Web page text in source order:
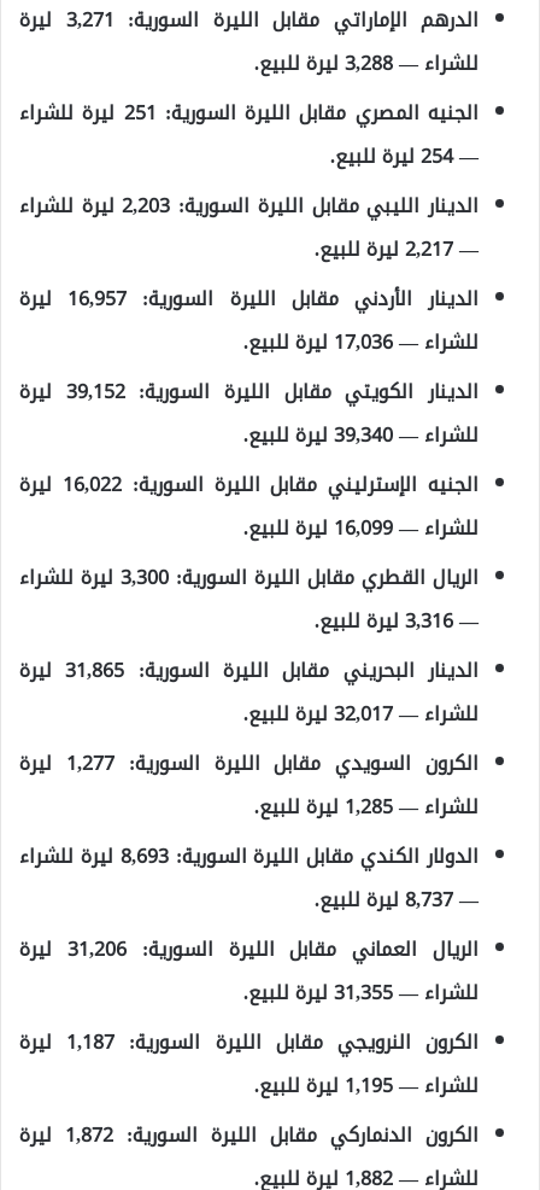
الدرهم الإماراتي مقابل الليرة السورية: 3,271 ليرة
للشراء — 3,288 ليرة للبيع.
الجنيه المصري مقابل الليرة السورية: 251 ليرة للشراء
— 254 ليرة للبيع.
الدينار الليبي مقابل الليرة السورية: 2,203 ليرة للشراء
— 2,217 ليرة للبيع.
الدينار الأردني مقابل الليرة السورية: 16,957 ليرة
للشراء — 17,036 ليرة للبيع.
الدينار الكويتي مقابل الليرة السورية: 39,152 ليرة
للشراء — 39,340 ليرة للبيع.
الجنيه الإسترليني مقابل الليرة السورية: 16,022 ليرة
للشراء — 16,099 ليرة للبيع.
الريال القطري مقابل الليرة السورية: 3,300 ليرة للشراء
— 3,316 ليرة للبيع.
الدينار البحريني مقابل الليرة السورية: 31,865 ليرة
للشراء — 32,017 ليرة للبيع.
الكرون السويدي مقابل الليرة السورية: 1,277 ليرة
للشراء — 1,285 ليرة للبيع.
الدولار الكندي مقابل الليرة السورية: 8,693 ليرة للشراء
— 8,737 ليرة للبيع.
الريال العماني مقابل الليرة السورية: 31,206 ليرة
للشراء — 31,355 ليرة للبيع.
الكرون النرويجي مقابل الليرة السورية: 1,187 ليرة
للشراء — 1,195 ليرة للبيع.
الكرون الدنماركي مقابل الليرة السورية: 1,872 ليرة
للشراء — 1,882 ليرة للبيع.